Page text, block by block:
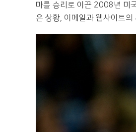
마를 승리로 이끈 2008년 미
은 상황, 이메일과 웹사이트